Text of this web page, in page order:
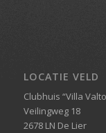
LOCATIE VELD
Clubhuis “Villa
Veilingweg 18
2678 LN De Lier